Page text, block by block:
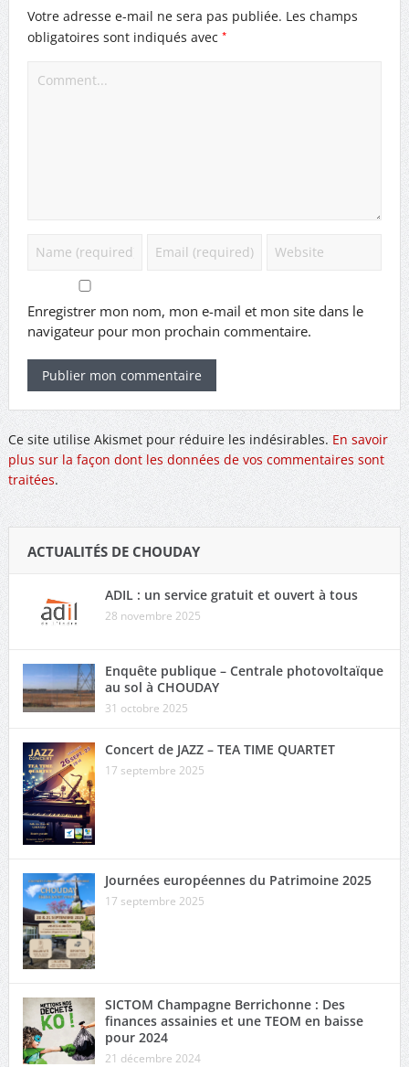
Votre adresse e-mail ne sera pas publiée. Les champs
obligatoires sont indiqués avec *
Enregistrer mon nom, mon e-mail et mon site dans le
navigateur pour mon prochain commentaire.
Ce site utilise Akismet pour réduire les indésirables.En savoir
plus sur la façon dont les données de vos commentaires sont
traitées.
ACTUALITÉS DE CHOUDAY
ADIL : un service gratuit et ouvert à tous
28 novembre 2025
Enquête publique – Centrale photovoltaïque
au sol à CHOUDAY
31 octobre 2025
Concert de JAZZ – TEA TIME QUARTET
17 septembre 2025
Journées européennes du Patrimoine 2025
17 septembre 2025
SICTOM Champagne Berrichonne : Des
finances assainies et une TEOM en baisse
pour 2024
21 décembre 2024